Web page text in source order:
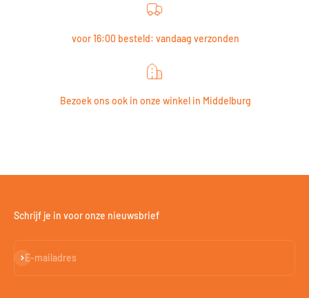
voor 16:00 besteld: vandaag verzonden
Bezoek ons ook in onze winkel in Middelburg
Schrijf je in voor onze nieuwsbrief
E-mailadres
Abonneren